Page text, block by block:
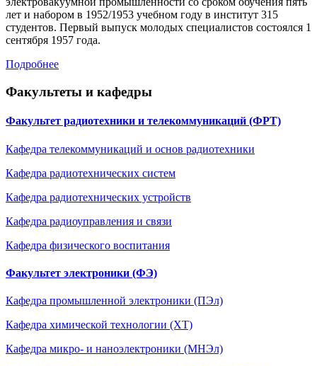
лет и набором в 1952/1953 учебном году в институт 315
студентов. Первый выпуск молодых специалистов состоялся 1
сентября 1957 года.
Подробнее
Факультеты и кафедры
Факультет радиотехники и телекоммуникаций (ФРТ)
Кафедра телекоммуникаций и основ радиотехники
Кафедра радиотехнических систем
Кафедра радиотехническиx устройств
Кафедра радиоуправления и связи
Кафедра физического воспитания
Факультет электроники (ФЭ)
Кафедра промышленной электроники (ПЭл)
Кафедра химической технологии (ХТ)
Кафедра микро- и наноэлектроники (МНЭл)